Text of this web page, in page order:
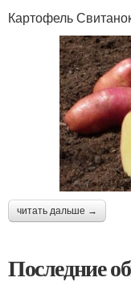
Картофель
читать дальше →
Последние